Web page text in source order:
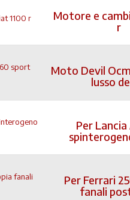
Motore e
r
Moto Devil
lusso
Per
Per Ferrari
fanali